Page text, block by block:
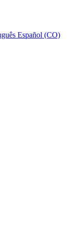
Español (CO)